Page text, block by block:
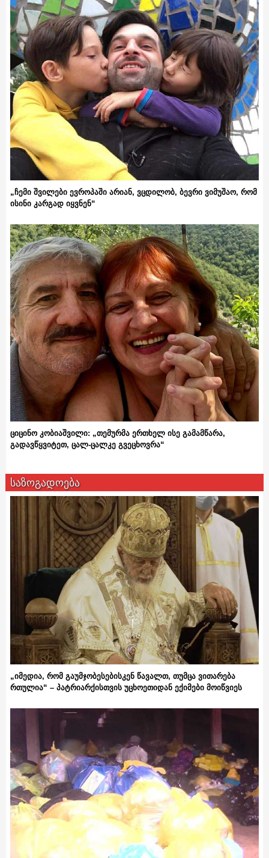
„ჩემი შვილები ევროპაში არიან, ვცდილობ, ბევრი ვიმუშაო, რომ
ისინი კარგად იყვნენ“
ციცინო კობიაშვილი: „თემურმა ერთხელ ისე გამამწარა,
გადავწყვიტეთ, ცალ-ცალკე გვეცხოვრა“
საზოგადოება
„იმედია, რომ გაუმჯობესებისკენ წავალთ, თუმცა ვითარება
რთულია“ – პატრიარქისთვის უცხოეთიდან ექიმები მოიწვიეს